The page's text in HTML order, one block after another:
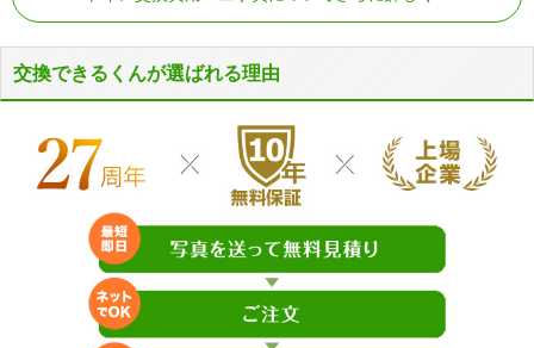
交換できるくんが選ばれる理由